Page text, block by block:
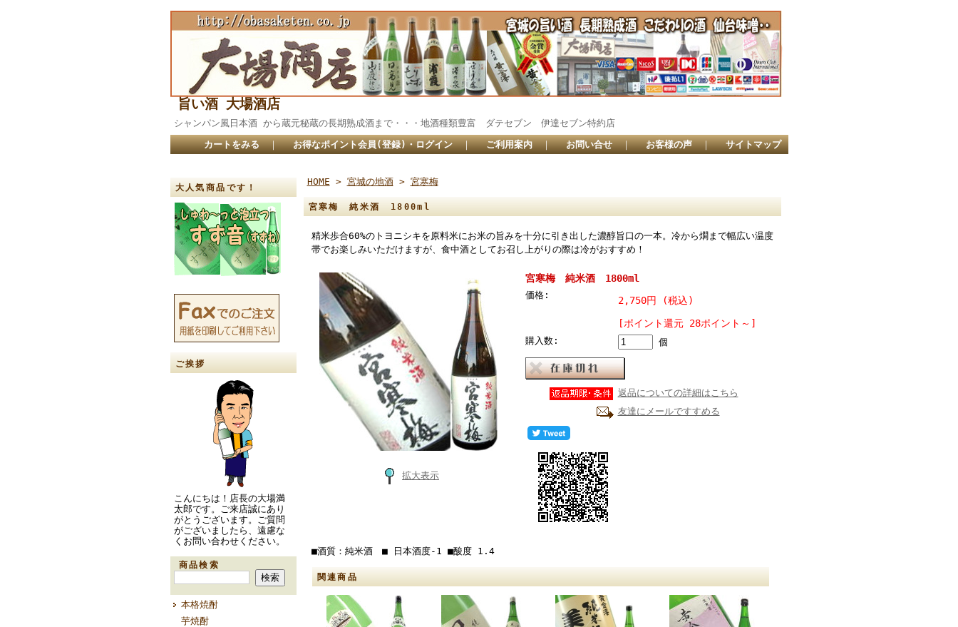
旨い酒 大場酒店
シャンパン風日本酒 から蔵元秘蔵の長期熟成酒まで・・・地酒種類豊富 ダテセブン 伊達セブン特約店
カートをみる ｜ お得なポイント会員(登録)・ログイン ｜ ご利用案内 ｜ お問い合せ ｜ お客様の声 ｜ サイトマップ
大人気商品です！
ご挨拶
こんにちは！店長の大場満
太郎です。ご来店誠にあり
がとうございます。ご質問
がございましたら、遠慮な
くお問い合わせください。
商品検索
本格焼酎
芋焼酎
HOME > 宮城の地酒> 宮寒梅
宮寒梅 純米酒 1800ml
精米歩合60%のトヨニシキを原料米にお米の旨みを十分に引き出した濃醇旨口の一本。冷から燗まで幅広い温度
帯でお楽しみいただけますが、食中酒としてお召し上がりの際は冷がおすすめ！
拡大表示
宮寒梅 純米酒 1800ml
価格:
2,750円 (税込)
[ポイント還元 28ポイント～]
購入数: 個
返品についての詳細はこちら
友達にメールですすめる
■酒質：純米酒 ■ 日本酒度-1 ■酸度 1.4
関連商品